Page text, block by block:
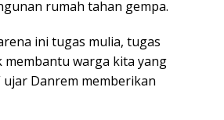
rumah tahan gempa.
ini tugas mulia, tugas
membantu warga kita yang
ujar Danrem memberikan